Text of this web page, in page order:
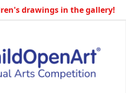
drawings in the gallery!